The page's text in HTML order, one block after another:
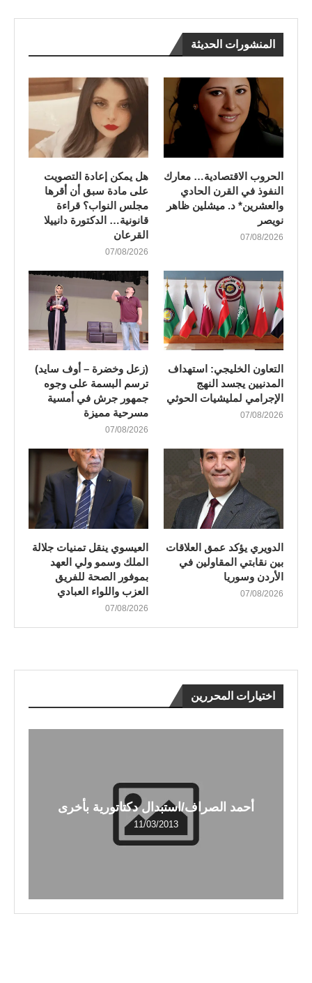
المنشورات الحديثة
الحروب الاقتصادية… معارك
النفوذ في القرن الحادي
والعشرين* د. ميشلين ظاهر
نويصر
07/08/2026
هل يمكن إعادة التصويت
على مادة سبق أن أقرها
مجلس النواب؟ قراءة
قانونية… الدكتورة دانييلا
القرعان
07/08/2026
التعاون الخليجي: استهداف
المدنيين يجسد النهج
الإجرامي لمليشيات الحوثي
07/08/2026
(زعل وخضرة – أوف سايد)
ترسم البسمة على وجوه
جمهور جرش في أمسية
مسرحية مميزة
07/08/2026
الدويري يؤكد عمق العلاقات
بين نقابتي المقاولين في
الأردن وسوريا
07/08/2026
العيسوي ينقل تمنيات جلالة
الملك وسمو ولي العهد
بموفور الصحة للفريق
العزب واللواء العبادي
07/08/2026
اختيارات المحررين
أحمد الصراف/استبدال دكتاتورية بأخرى
11/03/2013